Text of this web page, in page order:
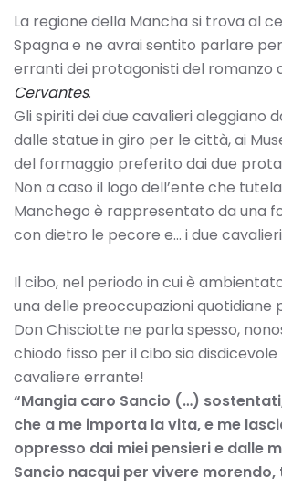
La regione della Mancha si trova al
Spagna e ne avrai sentito parlare
erranti dei protagonisti del romanzo
Cervantes.
Gli spiriti dei due cavalieri aleggiano
dalle statue in giro per le città, ai
del formaggio preferito dai due
Non a caso il logo dell’ente che
Manchego è rappresentato da una
con dietro le pecore e… i due
Il cibo, nel periodo in cui è
una delle preoccupazioni quotidiane
Don Chisciotte ne parla spesso,
chiodo fisso per il cibo sia disdicevole
cavaliere errante!
“Mangia caro Sancio (…)
che a me importa la vita, e me
oppresso dai miei pensieri e dalle
Sancio nacqui per vivere